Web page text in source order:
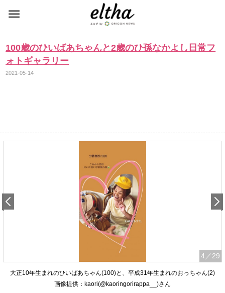
100歳のひいばあちゃんと2歳のひ孫なかよし日常フ
ォトギャラリー
2021-05-14
4 ／29
大正10年生まれのひいばあちゃん(100)と、平成31年生まれのおっちゃん(2)
画像提供：kaori(@kaoringorirappa__)さん